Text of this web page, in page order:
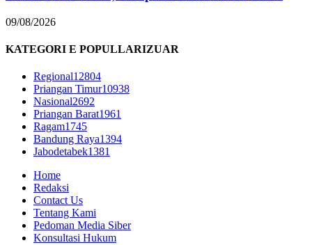
09/08/2026
KATEGORI E POPULLARIZUAR
Regional12804
Priangan Timur10938
Nasional2692
Priangan Barat1961
Ragam1745
Bandung Raya1394
Jabodetabek1381
Home
Redaksi
Contact Us
Tentang Kami
Pedoman Media Siber
Konsultasi Hukum